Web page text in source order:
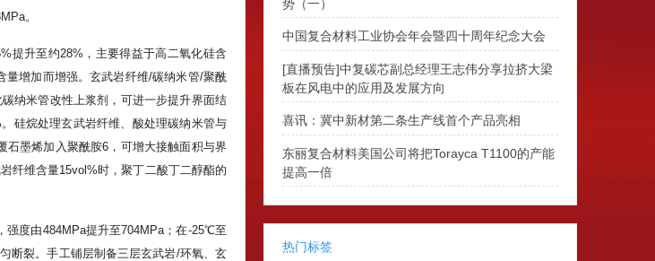
。
提升至约28%，主要得益于高二氧化硅含
量增加而增强。玄武岩纤维/碳纳米管/聚酰
纳米管改性上浆剂，可进一步提升界面结
硅烷处理玄武岩纤维、酸处理碳纳米管与
墨烯加入聚酰胺6，可增大接触面积与界
纤维含量15vol%时，聚丁二酸丁二醇酯的
强度由484MPa提升至704MPa；在-25℃至
断裂。手工铺层制备三层玄武岩/环氧、玄
势（一）
中国复合材料工业协会年会暨四十周年纪念大会
[直播预告]中复碳芯副总经理王志伟分享拉挤大梁
板在风电中的应用及发展方向
喜讯：冀中新材第二条生产线首个产品亮相
东丽复合材料美国公司将把Torayca T1100的产能
提高一倍
热门标签